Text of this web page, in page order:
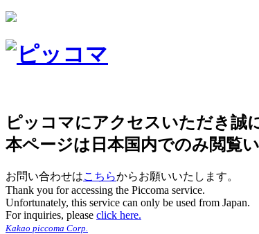
ピッコマにアクセスいただき誠
本ページは日本国内でのみ閲覧
お問い合わせはこちらからお願いいたします。
Thank you for accessing the Piccoma service.
Unfortunately, this service can only be used from Japan.
For inquiries, please click here.
Kakao piccoma Corp.